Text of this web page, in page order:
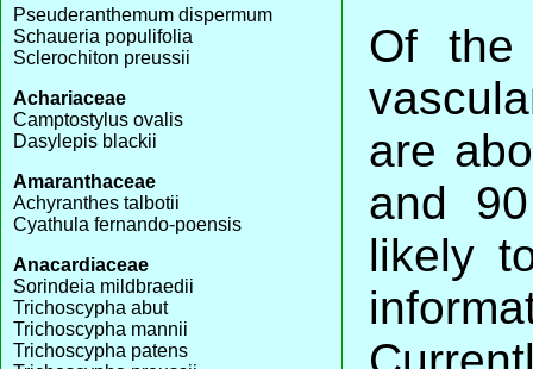
Pseuderanthemum dispermum
Schaueria populifolia
Sclerochiton preussii
Achariaceae
Camptostylus ovalis
Dasylepis blackii
Amaranthaceae
Achyranthes talbotii
Cyathula fernando-poensis
Anacardiaceae
Sorindeia mildbraedii
Trichoscypha abut
Trichoscypha mannii
Trichoscypha patens
Of the
are
and
likely